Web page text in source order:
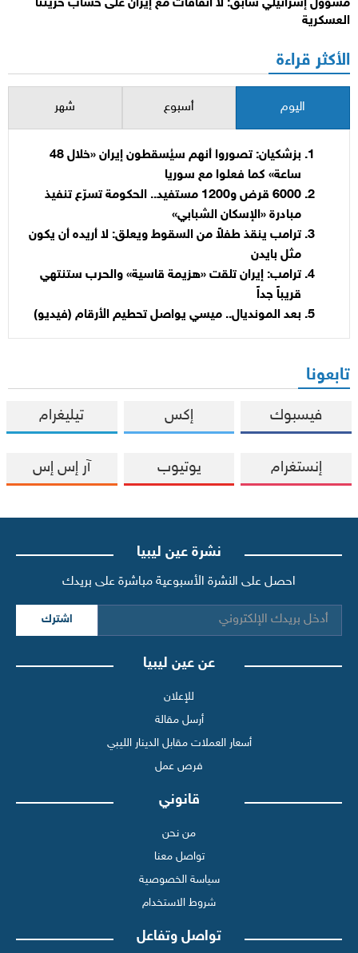
مسؤول إسرائيلي سابق: لا اتفاقات مع إيران على حساب حريتنا
العسكرية
الأكثر قراءة
اليوم أسبوع شهر
بزشكيان: تصوروا أنهم سيُسقطون إيران «خلال 48
ساعة» كما فعلوا مع سوريا
6000 قرض و1200 مستفيد.. الحكومة تسرّع تنفيذ
مبادرة «الإسكان الشبابي»
ترامب ينقذ طفلاً من السقوط ويعلق: لا أريده أن يكون
مثل بايدن
ترامب: إيران تلقت «هزيمة قاسية» والحرب ستنتهي
قريباً جداً
بعد المونديال.. ميسي يواصل تحطيم الأرقام (فيديو)
تابعونا
فيسبوك إكس تيليغرام
إنستغرام يوتيوب آر إس إس
نشرة عين ليبيا
احصل على النشرة الأسبوعية مباشرة على بريدك
اشترك
عن عين ليبيا
للإعلان
أرسل مقالة
أسعار العملات مقابل الدينار الليبي
فرص عمل
قانوني
من نحن
تواصل معنا
سياسة الخصوصية
شروط الاستخدام
تواصل وتفاعل